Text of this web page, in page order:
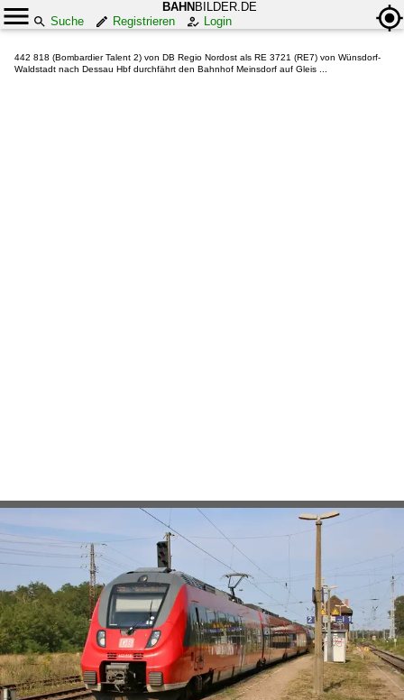
BAHN BILDER.DE
Suche
Registrieren Login
442 818 (Bombardier Talent 2) von DB Regio Nordost als RE 3721 (RE7) von Wünsdorf-
Waldstadt nach Dessau Hbf durchfährt den Bahnhof Meinsdorf auf Gleis ...